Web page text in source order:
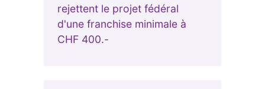
rejettent le projet fédéral
d'une franchise minimale à
CHF 400.-